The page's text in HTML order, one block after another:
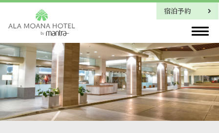
宿泊予約
お問い合わせ